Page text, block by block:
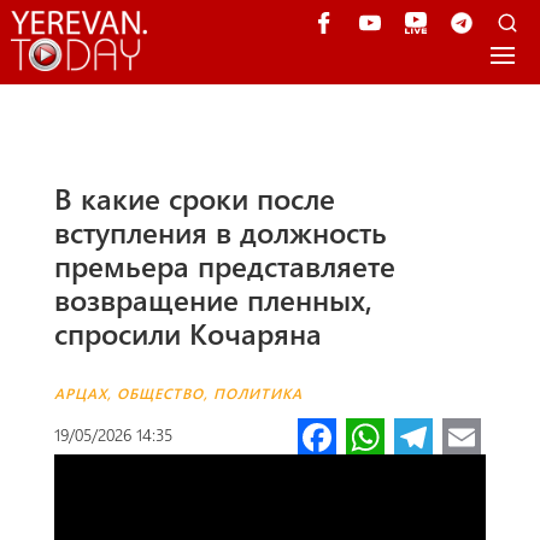
В какие сроки после
вступления в должность
премьера представляете
возвращение пленных,
спросили Кочаряна
АРЦАХ, ОБЩЕСТВО, ПОЛИТИКА
19/05/2026 14:35 Fa W Te